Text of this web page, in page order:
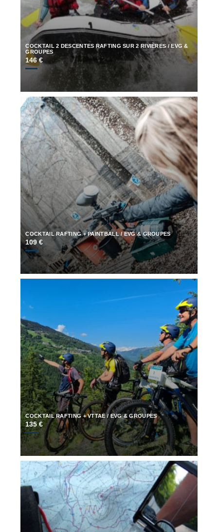
COCKTAIL 2 DESCENTES RAFTING SUR 2 RIVIÈRES / EVG &
GROUPES
146 €
COCKTAIL RAFTING + PAINTBALL / EVG & GROUPES
109 €
COCKTAIL RAFTING + VTTAE / EVG & GROUPES
135 €